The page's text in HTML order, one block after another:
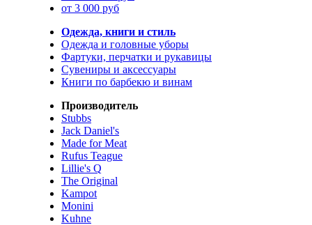
от 3 000 руб
Одежда, книги и стиль
Одежда и головные уборы
Фартуки, перчатки и рукавицы
Сувениры и аксессуары
Книги по барбекю и винам
Производитель
Stubbs
Jack Daniel's
Made for Meat
Rufus Teague
Lillie's Q
The Original
Kampot
Monini
Kuhne